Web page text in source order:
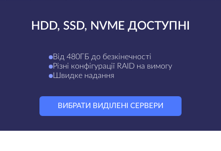
HDD, SSD, NVME ДОСТУПНІ
Від 480ГБ до безкінечності
Різні конфігурації RAID на вимогу
Швидке надання
ВИБРАТИ ВИДІЛЕНІ СЕРВЕРИ